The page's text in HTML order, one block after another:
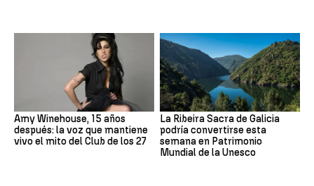
Amy Winehouse, 15 años
después: la voz que mantiene
vivo el mito del Club de los 27
La Ribeira Sacra de Galicia
podría convertirse esta
semana en Patrimonio
Mundial de la Unesco